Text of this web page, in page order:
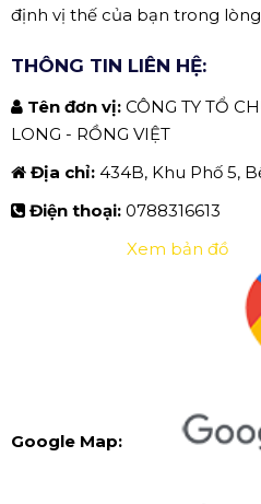
định vị thế của bạn trong
THÔNG TIN LIÊN HỆ:
Tên đơn vị: CÔNG TY TỔ
LONG - RỒNG VIỆT
Địa chỉ: 434B, Khu Phố 5,
Điện thoại: 0788316613
Google Map:
Xem bản đồ